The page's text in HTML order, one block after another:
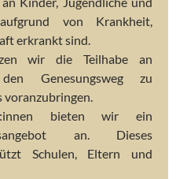
von Krankheit,
erkrankt sind.
wir die Teilhabe an
Genesungsweg zu
voranzubringen.
bieten wir ein
an. Dieses
Schulen, Eltern und